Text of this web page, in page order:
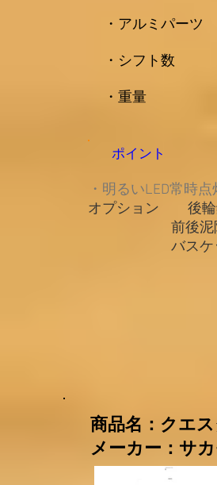
・アルミパーツ
・シフト数
​・重量
ポイント
・明るいLED常時
オプション
前後泥除
バスケッ
商品名：ク
メーカー：サ